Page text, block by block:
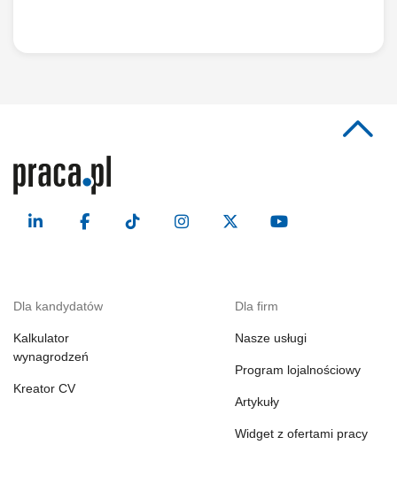
Dla kandydatów
Kalkulator
wynagrodzeń
Kreator CV
Dla firm
Nasze usługi
Program lojalnościowy
Artykuły
Widget z ofertami pracy